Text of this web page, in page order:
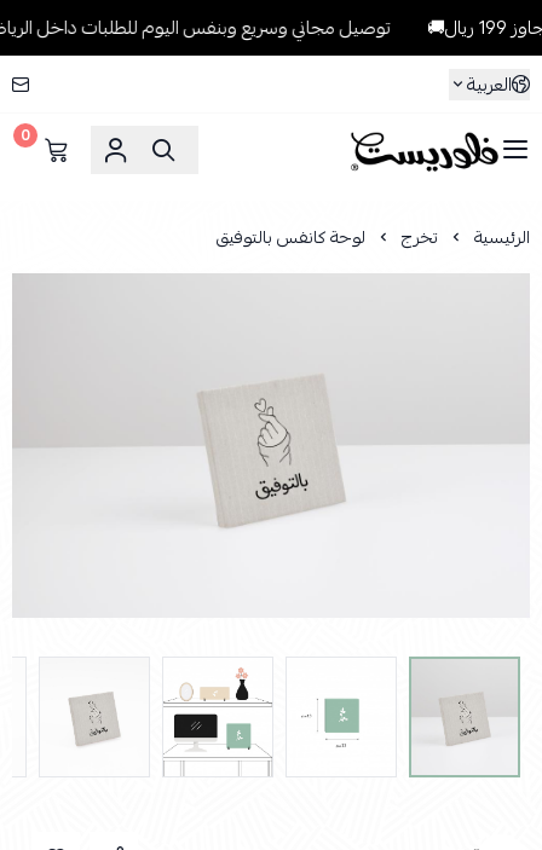
توصيل مجاني وسريع وبنفس اليوم للطلبات داخل الرياض
العربية
فلوريست Florist
0
الرئيسية تخرج لوحة كانفس بالتوفيق